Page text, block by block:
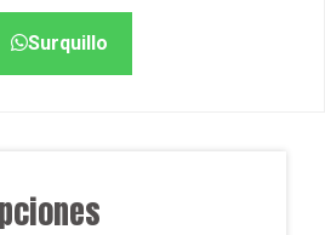
Luces delanteras